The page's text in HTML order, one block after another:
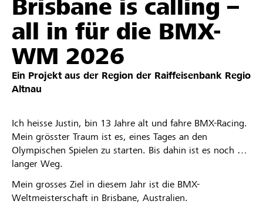
Registrieren
DE FR IT
Brisbane is calling –
all in für die BMX-
WM 2026
Ein Projekt aus der Region der Raiffeisenbank Regio
Altnau
Ich heisse Justin, bin 13 Jahre alt und fahre BMX-Racing.
Mein grösster Traum ist es, eines Tages an den
Olympischen Spielen zu starten. Bis dahin ist es noch ein
langer Weg.
Mein grosses Ziel in diesem Jahr ist die BMX-
Weltmeisterschaft in Brisbane, Australien.